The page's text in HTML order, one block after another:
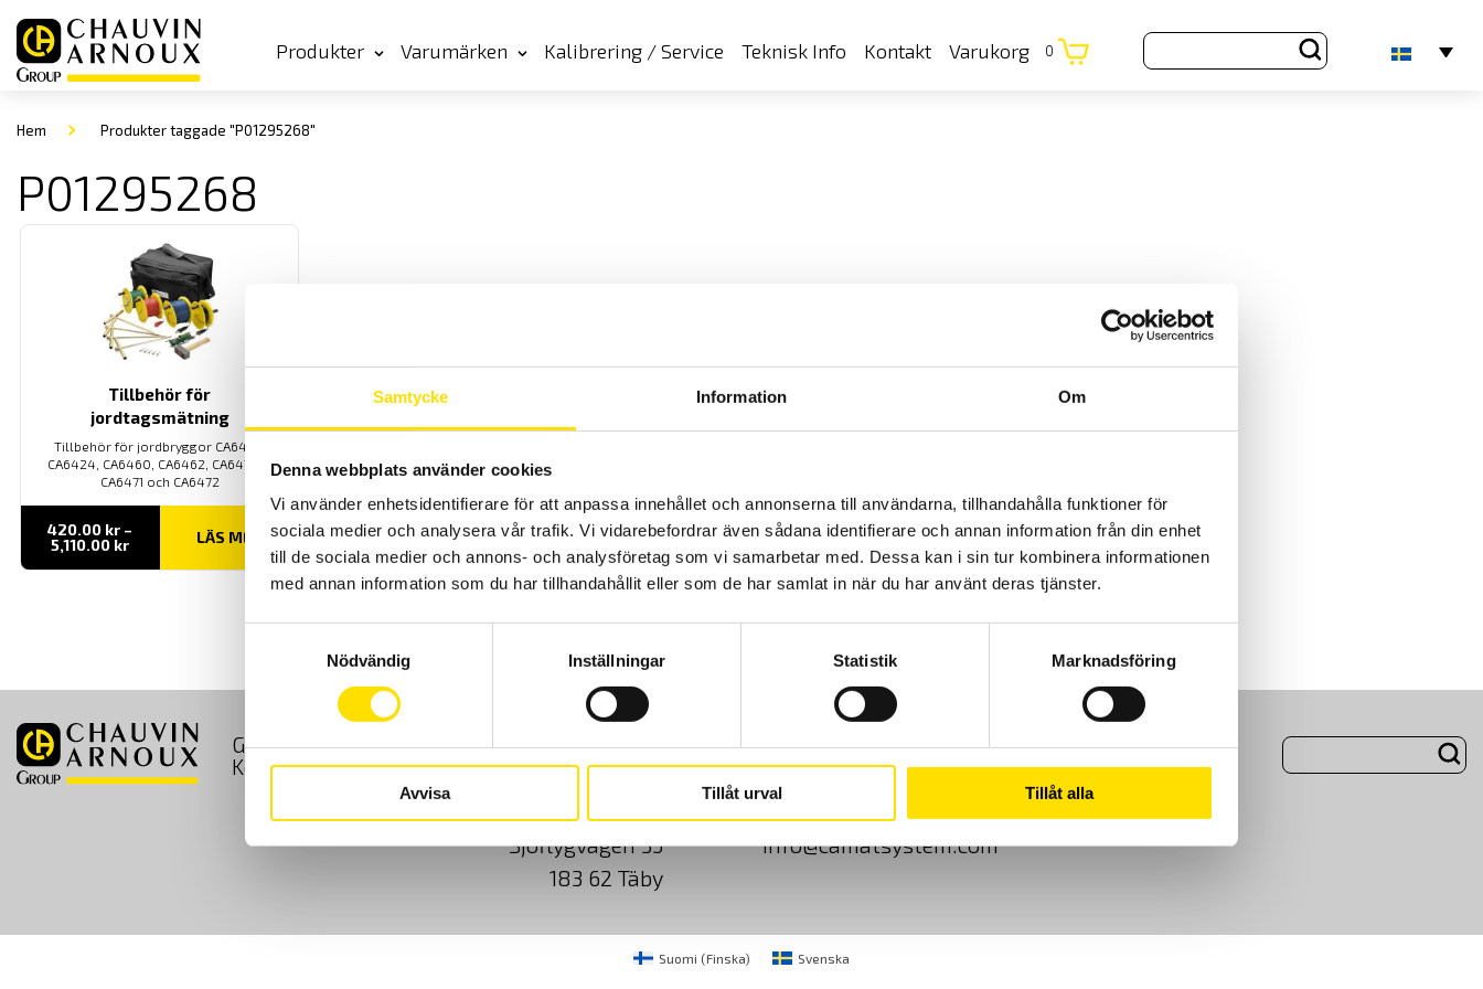
Samtycke Information Om
Denna webbplats använder cookies
Vi använder enhetsidentifierare för att anpassa innehållet och annonserna till användarna, tillhandahålla funktioner för
sociala medier och analysera vår trafik. Vi vidarebefordrar även sådana identifierare och annan information från din enhet
till de sociala medier och annons- och analysföretag som vi samarbetar med. Dessa kan i sin tur kombinera informationen
med annan information som du har tillhandahållit eller som de har samlat in när du har använt deras tjänster.
Nödvändig
Inställningar Statistik Marknadsföring
Avvisa Tillåt urval Tillåt alla
Produkter Varumärken Kalibrering / Service Teknisk Info Kontakt Varukorg 0
Hem Produkter taggade "P01295268"
P01295268
Tillbehör för
jordtagsmätning
Tillbehör för jordbryggor CA6422,
CA6424, CA6460, CA6462, CA6470N,
CA6471 och CA6472
420.00 kr –
5,110.00 krPrisintervall:
till
LÄS MER
GDPR Köpvillkor Cookies Klagomål Kundundersökning
Om Oss
Kontakt
CA Mätsystem AB
Sjöflygvägen 35
183 62 Täby
08-50 52 68 00
info@camatsystem.com
Suomi (Finska) Svenska